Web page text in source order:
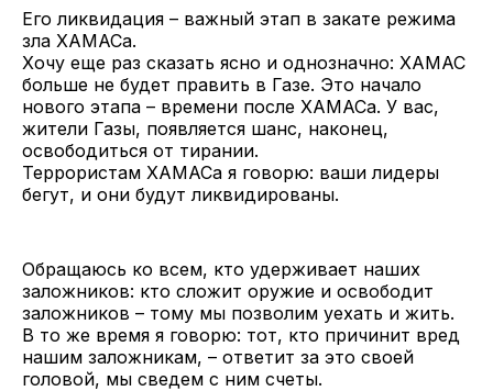
Его ликвидация – важный этап в закате режима
зла ХАМАСа.
Хочу еще раз сказать ясно и однозначно: ХАМАС
больше не будет править в Газе. Это начало
нового этапа – времени после ХАМАСа. У вас,
жители Газы, появляется шанс, наконец,
освободиться от тирании.
Террористам ХАМАСа я говорю: ваши лидеры
бегут, и они будут ликвидированы.
Обращаюсь ко всем, кто удерживает наших
заложников: кто сложит оружие и освободит
заложников – тому мы позволим уехать и жить.
В то же время я говорю: тот, кто причинит вред
нашим заложникам, – ответит за это своей
головой, мы сведем с ним счеты.